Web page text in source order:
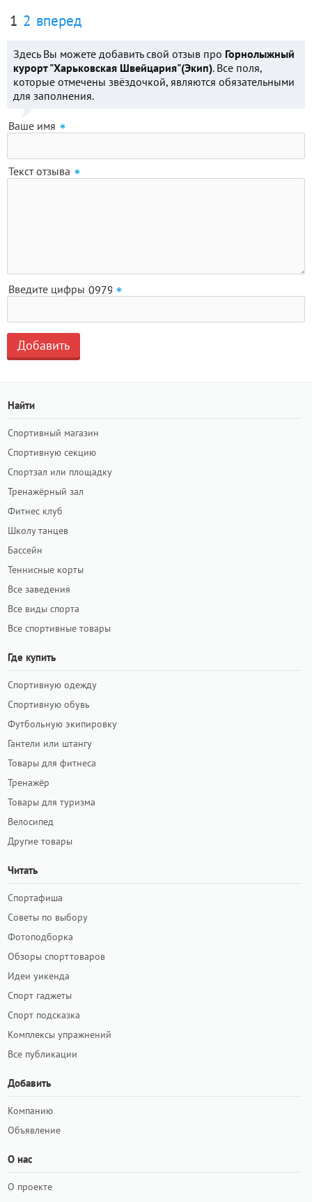
1 2 вперед
Здесь Вы можете добавить свой отзыв про Горнолыжный
курорт "Харьковская Швейцария"(Экип). Все поля,
которые отмечены звёздочкой, являются обязательными
для заполнения.
Ваше имя
Текст отзыва
Введите цифры
Найти
Спортивный магазин
Спортивную секцию
Спортзал или площадку
Тренажёрный зал
Фитнес клуб
Школу танцев
Бассейн
Теннисные корты
Все заведения
Все виды спорта
Все спортивные товары
Где купить
Спортивную одежду
Спортивную обувь
Футбольную экипировку
Гантели или штангу
Товары для фитнеса
Тренажёр
Товары для туризма
Велосипед
Другие товары
Читать
Спортафиша
Советы по выбору
Фотоподборка
Обзоры спорттоваров
Идеи уикенда
Спорт гаджеты
Спорт подсказка
Комплексы упражнений
Все публикации
Добавить
Компанию
Объявление
О нас
О проекте